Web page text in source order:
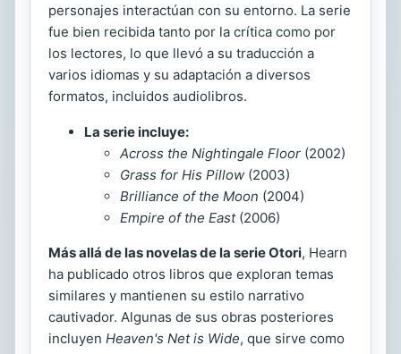
personajes interactúan con su entorno. La serie
fue bien recibida tanto por la crítica como por
los lectores, lo que llevó a su traducción a
varios idiomas y su adaptación a diversos
formatos, incluidos audiolibros.
La serie incluye:
Across the Nightingale Floor (2002)
Grass for His Pillow (2003)
Brilliance of the Moon (2004)
Empire of the East(2006)
Más allá de las novelas de la serie Otori, Hearn
ha publicado otros libros que exploran temas
similares y mantienen su estilo narrativo
cautivador. Algunas de sus obras posteriores
incluyen Heaven's Net is Wide, que sirve como